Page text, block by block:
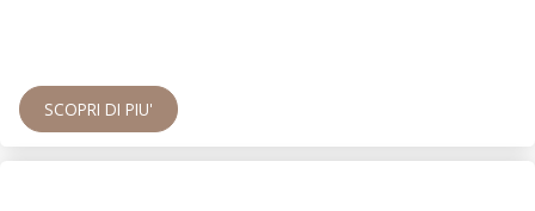
SCOPRI DI PIU'